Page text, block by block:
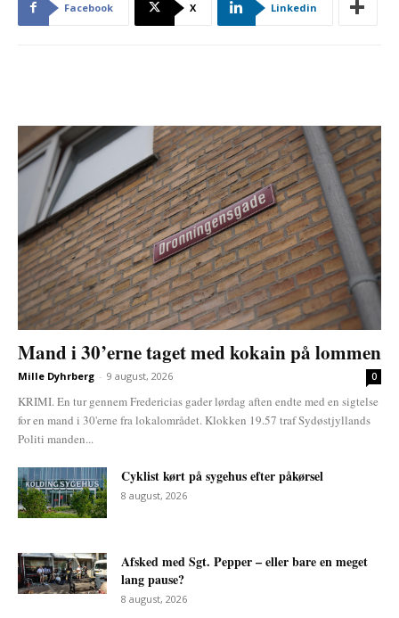
Facebook X Linkedin
Mand i 30’erne taget med kokain på lommen
Mille Dyhrberg - 9 august, 2026 0
KRIMI. En tur gennem Fredericias gader lørdag aften endte med en sigtelse
for en mand i 30'erne fra lokalområdet. Klokken 19.57 traf Sydøstjyllands
Politi manden...
Cyklist kørt på sygehus efter påkørsel
8 august, 2026
Afsked med Sgt. Pepper – eller bare en meget
lang pause?
8 august, 2026